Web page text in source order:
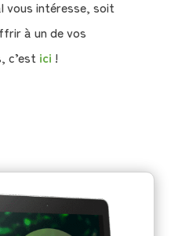
vous intéresse, soit
à un de vos
c’est ici !